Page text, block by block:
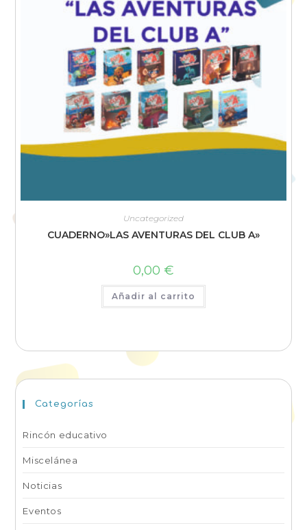
Uncategorized
CUADERNO»LAS AVENTURAS DEL CLUB A»
0,00 €
Añadir al carrito
Categorías
Rincón educativo
Miscelánea
Noticias
Eventos